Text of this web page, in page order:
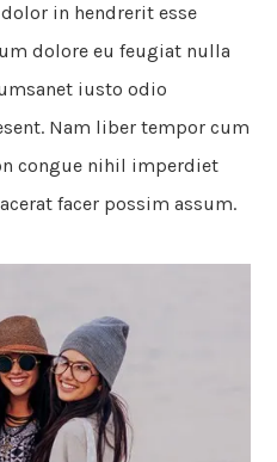
in hendrerit esse
dolore eu feugiat nulla
iusto odio
Nam liber tempor cum
congue nihil imperdiet
facer possim assum.